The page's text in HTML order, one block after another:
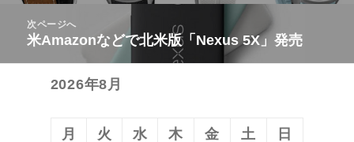
投
稿:
次ページへ
次
の
米Amazonなどで北米版「Nexus 5X」発売
2026年8月
月 火 水 木 金 土 日